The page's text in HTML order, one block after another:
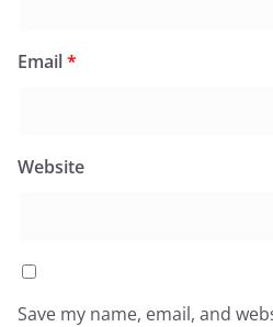
Email*
Website
Save my name, email, and